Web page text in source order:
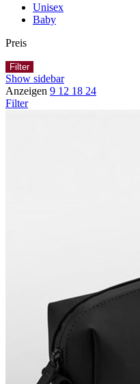
Unisex
Baby
Preis
Filter
Show sidebar
Anzeigen 9 12 18 24
Filter